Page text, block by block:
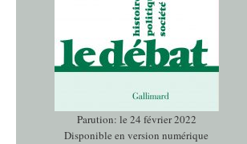
Parution: le 24 février 2022
Disponible en version numérique